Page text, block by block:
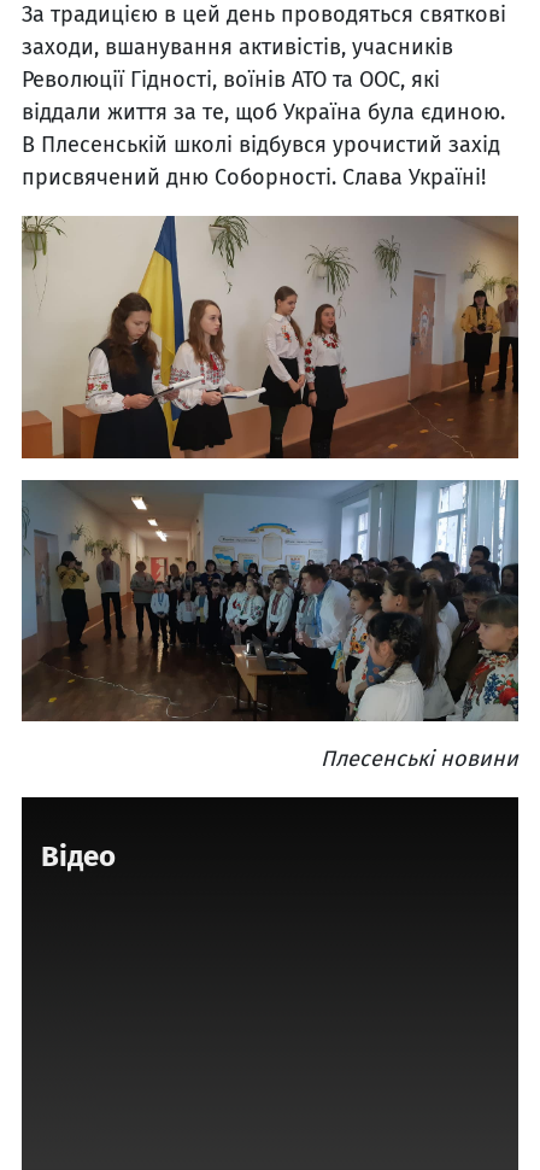
За традицією в цей день проводяться святкові
заходи, вшанування активістів, учасників
Революції Гідності, воїнів АТО та ООС, які
віддали життя за те, щоб Україна була єдиною.
В Плесенській школі відбувся урочистий захід
присвячений дню Соборності. Слава Україні!
Плесенські новини
Відео